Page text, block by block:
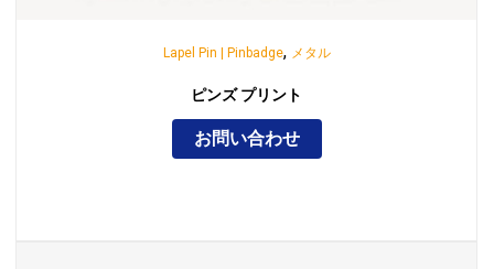
Lapel Pin | Pinbadge, メタル
ピンズ プリント
お問い合わせ